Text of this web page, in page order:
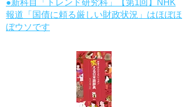
●新科目「トレンド研究科」【第1回】NHK
報道「国債に頼る厳しい財政状況」はほぼほ
ぼウソです